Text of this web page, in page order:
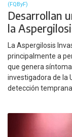
(FQByF)
Desarrollan
la
La Aspergilosis
principalmente a
que genera
investigadora de la
detección temprana.